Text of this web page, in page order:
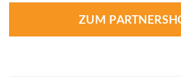
ZUM